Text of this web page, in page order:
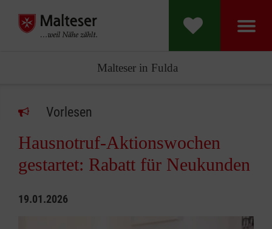
Malteser in Fulda
Vorlesen
Hausnotruf-Aktionswochen
gestartet: Rabatt für Neukunden
19.01.2026